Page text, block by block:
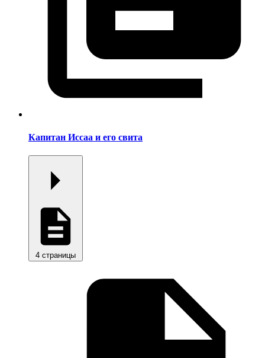
Капитан Иссаа и его свита
4 страницы